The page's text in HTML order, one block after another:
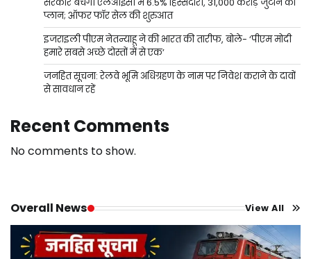
प्लान; ऑफर फॉर सेल की शुरुआत
इजराइली पीएम नेतन्याहू ने की भारत की तारीफ, बोले- ‘पीएम मोदी
हमारे सबसे अच्छे दोस्तों में से एक’
जनहित सूचना: रेलवे भूमि अधिग्रहण के नाम पर निवेश कराने के दावों
से सावधान रहें
Recent Comments
No comments to show.
Overall News View All